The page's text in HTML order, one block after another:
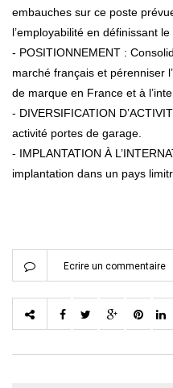
embauches sur ce poste
l’employabilité en définissant
- POSITIONNEMENT :
marché français et pérenniser
de marque en France et à
- DIVERSIFICATION
activité portes de garage.
- IMPLANTATION À
implantation dans un pays
Ecrire un commentaire